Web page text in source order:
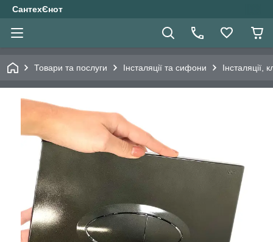
СантехЄнот
Товари та послуги Інсталяції та сифони Інсталяції,